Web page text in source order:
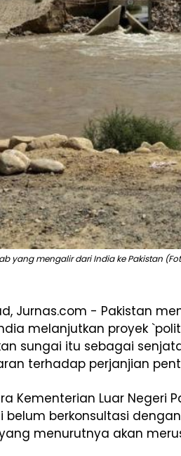
yang mengalir dari India ke Pakistan
Jurnas.com - Pakistan
melanjutkan proyek
sungai itu sebagai
terhadap perjanjian
Kementerian Luar Negeri
belum berkonsultasi
menurutnya akan